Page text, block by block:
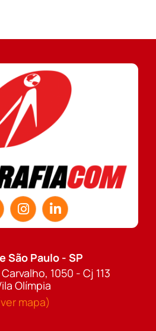
São Paulo - SP
1050 - Cj 113
Olímpia
mapa)